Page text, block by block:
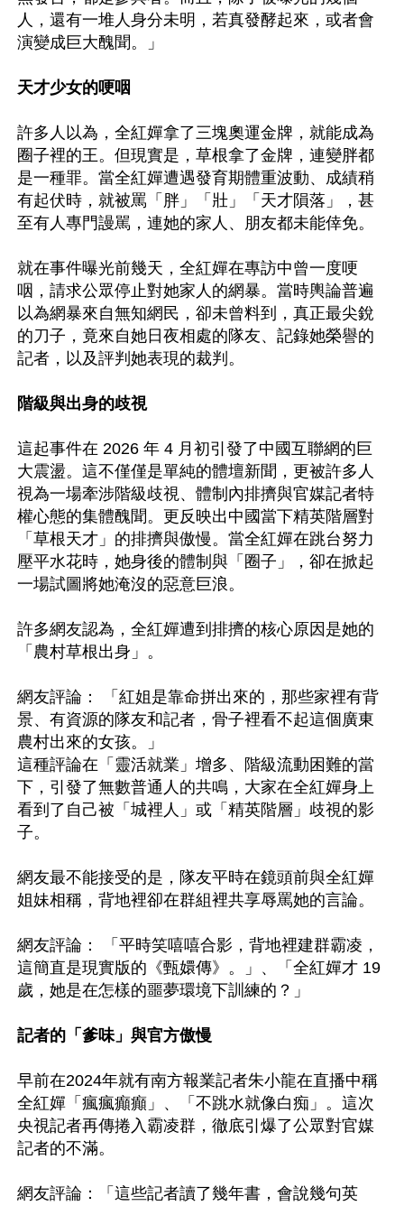
人，還有一堆人身分未明，若真發酵起來，或者會
演變成巨大醜聞。」
天才少女的哽咽
許多人以為，全紅嬋拿了三塊奧運金牌，就能成為
圈子裡的王。但現實是，草根拿了金牌，連變胖都
是一種罪。當全紅嬋遭遇發育期體重波動、成績稍
有起伏時，就被罵「胖」「壯」「天才隕落」，甚
至有人專門謾駡，連她的家人、朋友都未能倖免。
就在事件曝光前幾天，全紅嬋在專訪中曾一度哽
咽，請求公眾停止對她家人的網暴。當時輿論普遍
以為網暴來自無知網民，卻未曾料到，真正最尖銳
的刀子，竟來自她日夜相處的隊友、記錄她榮譽的
記者，以及評判她表現的裁判。
階級與出身的歧視
這起事件在 2026 年 4 月初引發了中國互聯網的巨
大震盪。這不僅僅是單純的體壇新聞，更被許多人
視為一場牽涉階級歧視、體制內排擠與官媒記者特
權心態的集體醜聞。更反映出中國當下精英階層對
「草根天才」的排擠與傲慢。當全紅嬋在跳台努力
壓平水花時，她身後的體制與「圈子」，卻在掀起
一場試圖將她淹沒的惡意巨浪。
許多網友認為，全紅嬋遭到排擠的核心原因是她的
「農村草根出身」。
網友評論： 「紅姐是靠命拼出來的，那些家裡有背
景、有資源的隊友和記者，骨子裡看不起這個廣東
農村出來的女孩。」
這種評論在「靈活就業」增多、階級流動困難的當
下，引發了無數普通人的共鳴，大家在全紅嬋身上
看到了自己被「城裡人」或「精英階層」歧視的影
子。
網友最不能接受的是，隊友平時在鏡頭前與全紅嬋
姐妹相稱，背地裡卻在群組裡共享辱罵她的言論。
網友評論： 「平時笑嘻嘻合影，背地裡建群霸凌，
這簡直是現實版的《甄嬛傳》。」、「全紅嬋才 19
歲，她是在怎樣的噩夢環境下訓練的？」
記者的「爹味」與官方傲慢
早前在2024年就有南方報業記者朱小龍在直播中稱
全紅嬋「瘋瘋癲癲」、「不跳水就像白痴」。這次
央視記者再傳捲入霸凌群，徹底引爆了公眾對官媒
記者的不滿。
網友評論：「這些記者讀了幾年書，會說幾句英